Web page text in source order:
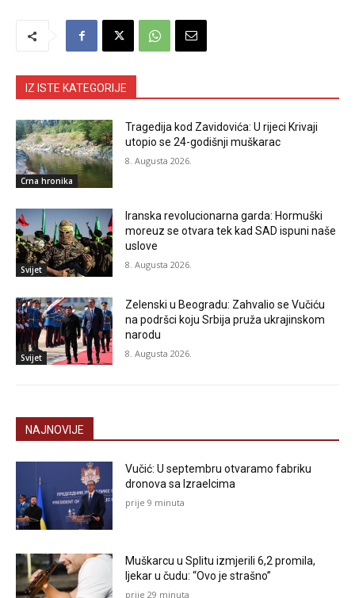
IZ ISTE KATEGORIJE
Crna hronika
Tragedija kod Zavidovića: U rijeci Krivaji
utopio se 24-godišnji muškarac
8. Augusta 2026.
Svijet
Iranska revolucionarna garda: Hormuški
moreuz se otvara tek kad SAD ispuni naše
uslove
8. Augusta 2026.
Svijet
Zelenski u Beogradu: Zahvalio se Vučiću
na podršci koju Srbija pruža ukrajinskom
narodu
8. Augusta 2026.
NAJNOVIJE
Vučić: U septembru otvaramo fabriku
dronova sa Izraelcima
prije 9 minuta
Muškarcu u Splitu izmjerili 6,2 promila,
ljekar u čudu: “Ovo je strašno”
prije 29 minuta